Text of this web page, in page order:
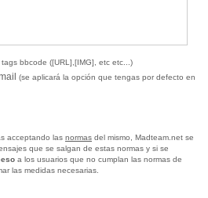
bbcode ([URL],[IMG], etc etc...)
(se aplicará la opción que tengas por defecto en
acceptando las normas del mismo, Madteam.net se
que se salgan de estas normas y si se
a los usuarios que no cumplan las normas de
las medidas necesarias.